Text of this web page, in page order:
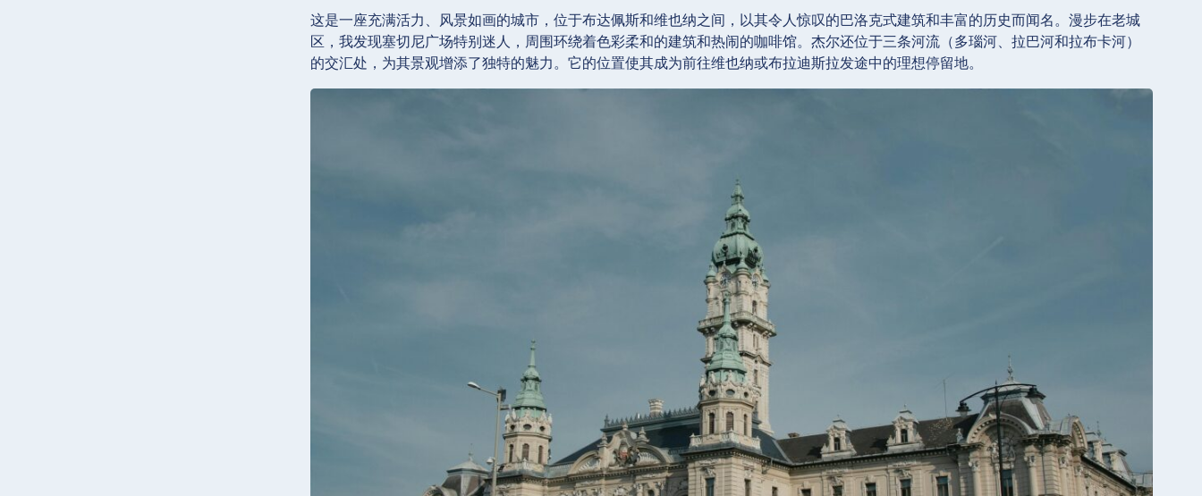
这是一座充满活力、风景如画的城市，位于布达佩斯和维也纳之间，以其令人惊叹的巴洛克式建筑和丰富的历史而闻名。漫步在老城
区，我发现塞切尼广场特别迷人，周围环绕着色彩柔和的建筑和热闹的咖啡馆。杰尔还位于三条河流（多瑙河、拉巴河和拉布卡河）
的交汇处，为其景观增添了独特的魅力。它的位置使其成为前往维也纳或布拉迪斯拉发途中的理想停留地。